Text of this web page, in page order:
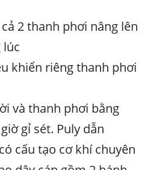
2 thanh phơi nâng lên
lúc
khiển riêng thanh phơi
và thanh phơi bằng
gỉ sét. Puly dẫn
cấu tạo cơ khí chuyên